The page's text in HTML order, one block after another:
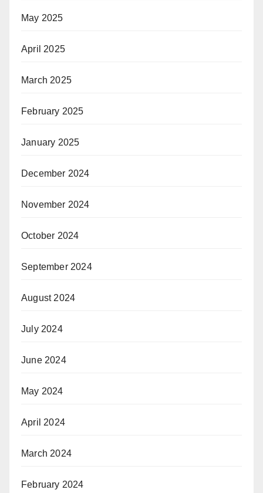
May 2025
April 2025
March 2025
February 2025
January 2025
December 2024
November 2024
October 2024
September 2024
August 2024
July 2024
June 2024
May 2024
April 2024
March 2024
February 2024